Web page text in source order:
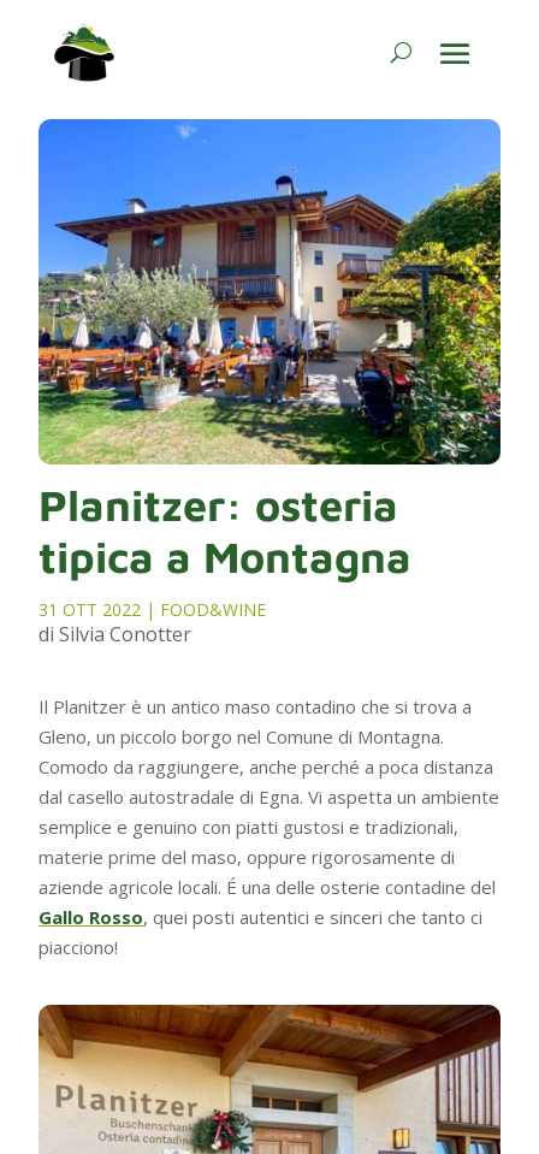
Planitzer: osteria
tipica a Montagna
31 OTT 2022 | FOOD&WINE
di Silvia Conotter
Il Planitzer è un antico maso contadino che si trova a
Gleno, un piccolo borgo nel Comune di Montagna.
Comodo da raggiungere, anche perché a poca distanza
dal casello autostradale di Egna. Vi aspetta un ambiente
semplice e genuino con piatti gustosi e tradizionali,
materie prime del maso, oppure rigorosamente di
aziende agricole locali. É una delle osterie contadine del
Gallo Rosso, quei posti autentici e sinceri che tanto ci
piacciono!